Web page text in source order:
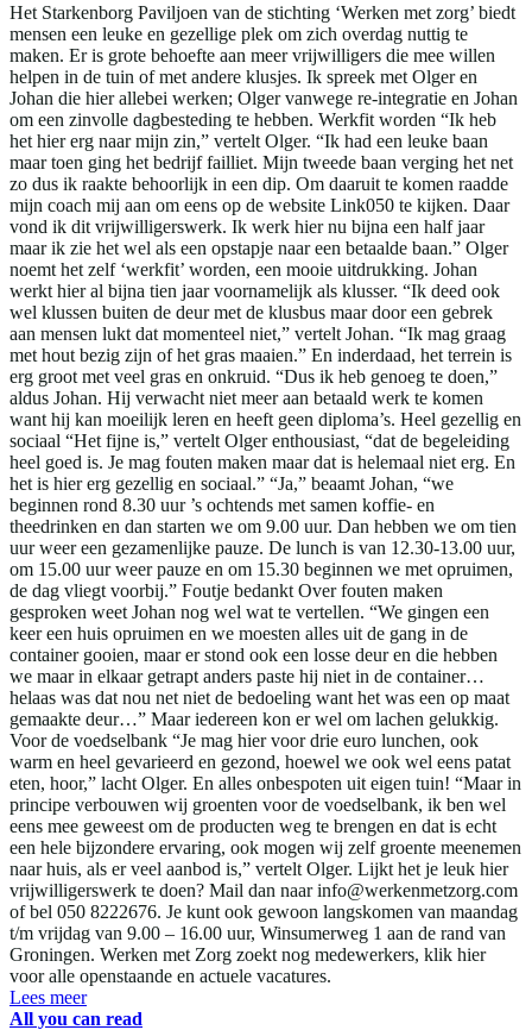
Het Starkenborg Paviljoen van de stichting ‘Werken met zorg’ biedt
mensen een leuke en gezellige plek om zich overdag nuttig te
maken. Er is grote behoefte aan meer vrijwilligers die mee willen
helpen in de tuin of met andere klusjes. Ik spreek met Olger en
Johan die hier allebei werken; Olger vanwege re-integratie en Johan
om een zinvolle dagbesteding te hebben. Werkfit worden “Ik heb
het hier erg naar mijn zin,” vertelt Olger. “Ik had een leuke baan
maar toen ging het bedrijf failliet. Mijn tweede baan verging het net
zo dus ik raakte behoorlijk in een dip. Om daaruit te komen raadde
mijn coach mij aan om eens op de website Link050 te kijken. Daar
vond ik dit vrijwilligerswerk. Ik werk hier nu bijna een half jaar
maar ik zie het wel als een opstapje naar een betaalde baan.” Olger
noemt het zelf ‘werkfit’ worden, een mooie uitdrukking. Johan
werkt hier al bijna tien jaar voornamelijk als klusser. “Ik deed ook
wel klussen buiten de deur met de klusbus maar door een gebrek
aan mensen lukt dat momenteel niet,” vertelt Johan. “Ik mag graag
met hout bezig zijn of het gras maaien.” En inderdaad, het terrein is
erg groot met veel gras en onkruid. “Dus ik heb genoeg te doen,”
aldus Johan. Hij verwacht niet meer aan betaald werk te komen
want hij kan moeilijk leren en heeft geen diploma’s. Heel gezellig en
sociaal “Het fijne is,” vertelt Olger enthousiast, “dat de begeleiding
heel goed is. Je mag fouten maken maar dat is helemaal niet erg. En
het is hier erg gezellig en sociaal.” “Ja,” beaamt Johan, “we
beginnen rond 8.30 uur ’s ochtends met samen koffie- en
theedrinken en dan starten we om 9.00 uur. Dan hebben we om tien
uur weer een gezamenlijke pauze. De lunch is van 12.30-13.00 uur,
om 15.00 uur weer pauze en om 15.30 beginnen we met opruimen,
de dag vliegt voorbij.” Foutje bedankt Over fouten maken
gesproken weet Johan nog wel wat te vertellen. “We gingen een
keer een huis opruimen en we moesten alles uit de gang in de
container gooien, maar er stond ook een losse deur en die hebben
we maar in elkaar getrapt anders paste hij niet in de container…
helaas was dat nou net niet de bedoeling want het was een op maat
gemaakte deur…” Maar iedereen kon er wel om lachen gelukkig.
Voor de voedselbank “Je mag hier voor drie euro lunchen, ook
warm en heel gevarieerd en gezond, hoewel we ook wel eens patat
eten, hoor,” lacht Olger. En alles onbespoten uit eigen tuin! “Maar in
principe verbouwen wij groenten voor de voedselbank, ik ben wel
eens mee geweest om de producten weg te brengen en dat is echt
een hele bijzondere ervaring, ook mogen wij zelf groente meenemen
naar huis, als er veel aanbod is,” vertelt Olger. Lijkt het je leuk hier
vrijwilligerswerk te doen? Mail dan naar info@werkenmetzorg.com
of bel 050 8222676. Je kunt ook gewoon langskomen van maandag
t/m vrijdag van 9.00 – 16.00 uur, Winsumerweg 1 aan de rand van
Groningen. Werken met Zorg zoekt nog medewerkers, klik hier
voor alle openstaande en actuele vacatures.
Lees meer
All you can read